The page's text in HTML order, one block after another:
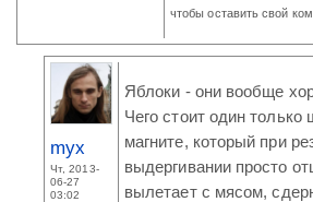
чтобы оставить свой
myx
Чт, 2013-
06-27
03:02
Яблоки - они вообще
Чего стоит один только
магните, который при
выдергивании просто
вылетает с мясом,